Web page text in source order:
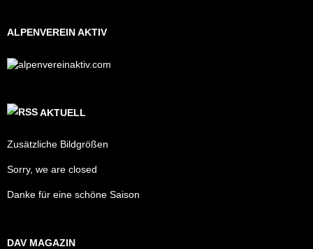
ALPENVEREIN AKTIV
AKTUELL
Zusätzliche Bildgrößen
Sorry, we are closed
Danke für eine schöne Saison
DAV MAGAZIN